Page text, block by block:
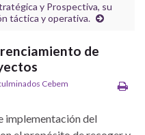
y Prospectiva, su
táctica y operativa.
de
Cebem
implementación del